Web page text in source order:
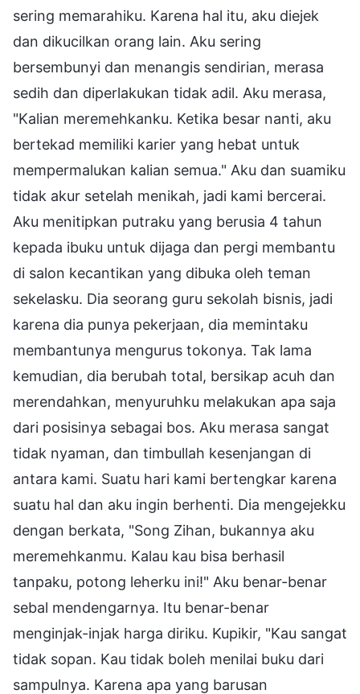
sering memarahiku. Karena hal itu, aku diejek
dan dikucilkan orang lain. Aku sering
bersembunyi dan menangis sendirian, merasa
sedih dan diperlakukan tidak adil. Aku merasa,
"Kalian meremehkanku. Ketika besar nanti, aku
bertekad memiliki karier yang hebat untuk
mempermalukan kalian semua." Aku dan suamiku
tidak akur setelah menikah, jadi kami bercerai.
Aku menitipkan putraku yang berusia 4 tahun
kepada ibuku untuk dijaga dan pergi membantu
di salon kecantikan yang dibuka oleh teman
sekelasku. Dia seorang guru sekolah bisnis, jadi
karena dia punya pekerjaan, dia memintaku
membantunya mengurus tokonya. Tak lama
kemudian, dia berubah total, bersikap acuh dan
merendahkan, menyuruhku melakukan apa saja
dari posisinya sebagai bos. Aku merasa sangat
tidak nyaman, dan timbullah kesenjangan di
antara kami. Suatu hari kami bertengkar karena
suatu hal dan aku ingin berhenti. Dia mengejekku
dengan berkata, "Song Zihan, bukannya aku
meremehkanmu. Kalau kau bisa berhasil
tanpaku, potong leherku ini!" Aku benar-benar
sebal mendengarnya. Itu benar-benar
menginjak-injak harga diriku. Kupikir, "Kau sangat
tidak sopan. Kau tidak boleh menilai buku dari
sampulnya. Karena apa yang barusan